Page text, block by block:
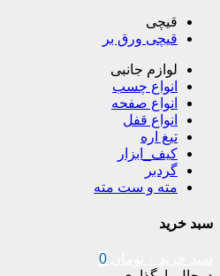
قیچی
قیچی ورق بر
لوازم جانبی
انواع چسب
انواع صفحه
انواع قفل
تیغ اره
کیف_ابزار
گردبر
مته و ست مته
سبد خرید
0